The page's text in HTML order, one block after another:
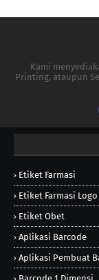
Kami
Printing, ataupun
Etiket Farmasi
Etiket Farmasi Logo
Etiket Obet
Aplikasi Barcode
Aplikasi Pembuat